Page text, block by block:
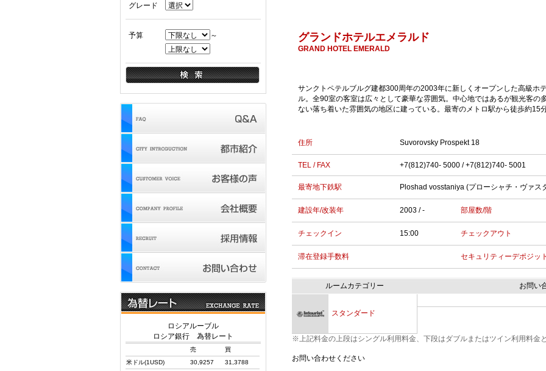
グランドホテルエメラルド
GRAND HOTEL EMERALD
サンクトペテルブルグ建都300周年の2003年に新しくオープンした高級ホテ
ル。全90室の客室は広々として豪華な雰囲気。中心地ではあるが観光客の
ない落ち着いた雰囲気の地区に建っている。最寄のメトロ駅から徒歩約15分
住所 Suvorovsky Prospekt 18
TEL / FAX +7(812)740- 5000 / +7(812)740- 5001
最寄地下鉄駅 Ploshad vosstaniya (プローシャチ・ヴァス
建設年/改装年 2003 / - 部屋数/階
チェックイン 15:00 チェックアウト
滞在登録手数料 セキュリティーデポジット
ルームカテゴリー お問い
スタンダード
※上記料金の上段はシングル利用料金、下段はダブルまたはツイン利用料金と
お問い合わせください
グレード
予算 ～
ロシアルーブル
ロシア銀行 為替レート
売
買
米ドル(1USD)
30,9257
31,3788